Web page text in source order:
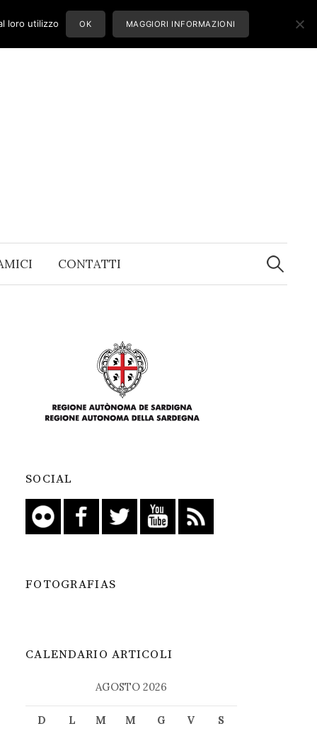
CONTATTI
Ricerca
per:
SOCIAL
FOTOGRAFIAS
CALENDARIO ARTICOLI
AGOSTO 2026
D L M M G V
S
loro utilizzo OK MAGGIORI INFORMAZIONI